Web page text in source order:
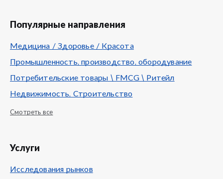
Популярные направления
Медицина / Здоровье / Красота
Промышленность, производство, обородувание
Потребительские товары \ FMCG \ Ритейл
Недвижимость, Строительство
Смотреть все
Услуги
Исследования рынков